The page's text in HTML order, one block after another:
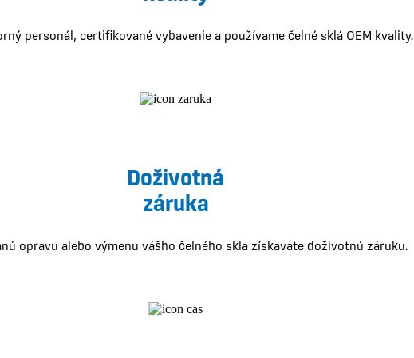
personál, certifikované vybavenie a používame čelné sklá OEM kvality.
Doživotná
záruka
opravu alebo výmenu vášho čelného skla získavate doživotnú záruku.